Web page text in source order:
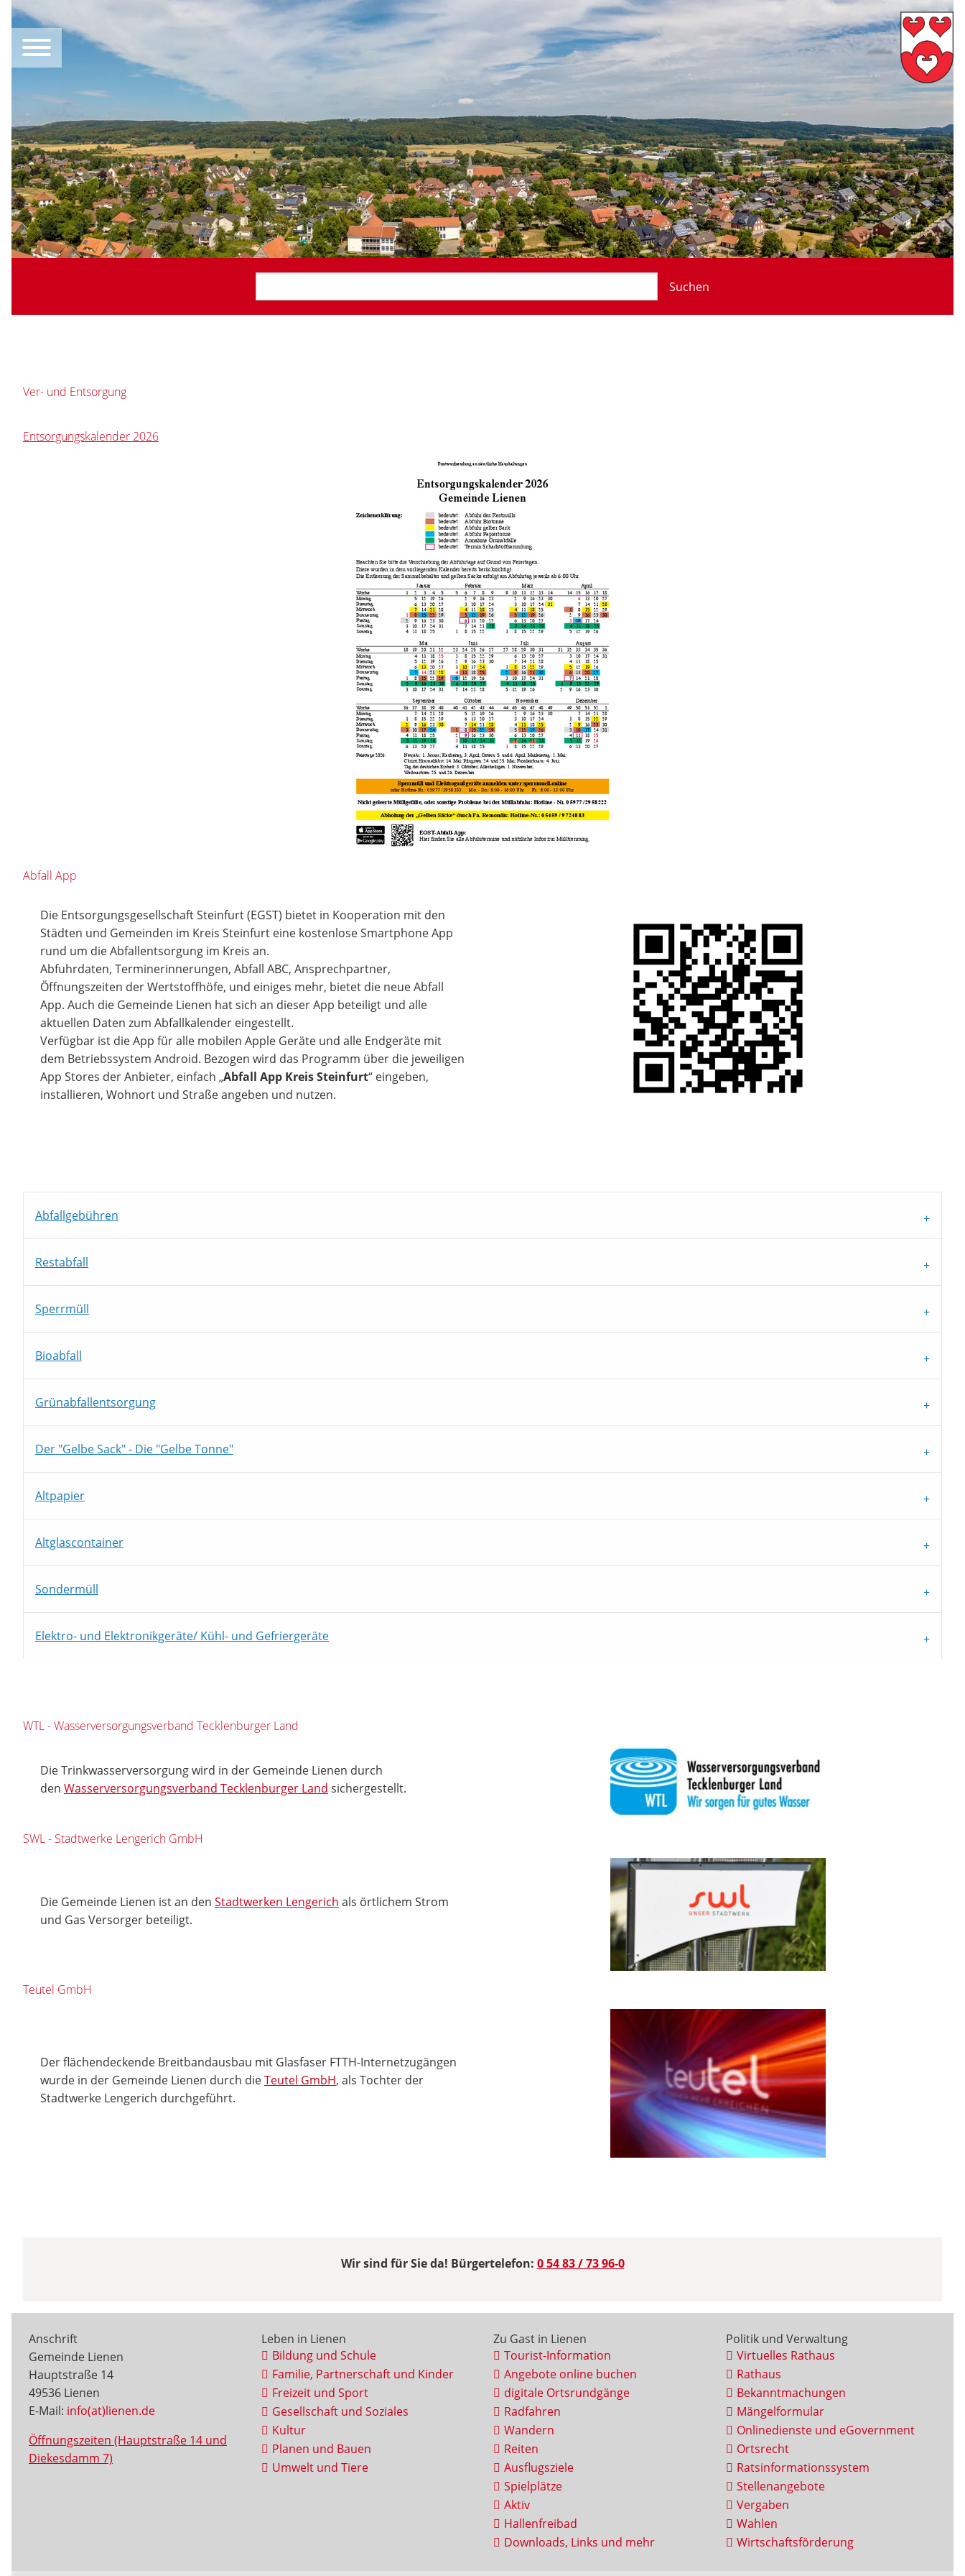
Suchen
Ver- und Entsorgung
Entsorgungskalender 2026
Abfall App
Die Entsorgungsgesellschaft Steinfurt (EGST) bietet in Kooperation mit den
Städten und Gemeinden im Kreis Steinfurt eine kostenlose Smartphone App
rund um die Abfallentsorgung im Kreis an.
Abfuhrdaten, Terminerinnerungen, Abfall ABC, Ansprechpartner,
Öffnungszeiten der Wertstoffhöfe, und einiges mehr, bietet die neue Abfall
App. Auch die Gemeinde Lienen hat sich an dieser App beteiligt und alle
aktuellen Daten zum Abfallkalender eingestellt.
Verfügbar ist die App für alle mobilen Apple Geräte und alle Endgeräte mit
dem Betriebssystem Android. Bezogen wird das Programm über die jeweiligen
App Stores der Anbieter, einfach „Abfall App Kreis Steinfurt“ eingeben,
installieren, Wohnort und Straße angeben und nutzen.
Abfallgebühren
Restabfall
Sperrmüll
Bioabfall
Grünabfallentsorgung
Der "Gelbe Sack" - Die "Gelbe Tonne"
Altpapier
Altglascontainer
Sondermüll
Elektro- und Elektronikgeräte/ Kühl- und Gefriergeräte
WTL - Wasserversorgungsverband Tecklenburger Land
Die Trinkwasserversorgung wird in der Gemeinde Lienen durch
den Wasserversorgungsverband Tecklenburger Land sichergestellt.
SWL - Stadtwerke Lengerich GmbH
Die Gemeinde Lienen ist an den Stadtwerken Lengerich als örtlichem Strom
und Gas Versorger beteiligt.
Teutel GmbH
Der flächendeckende Breitbandausbau mit Glasfaser FTTH-Internetzugängen
wurde in der Gemeinde Lienen durch dieTeutel GmbH, als Tochter der
Stadtwerke Lengerich durchgeführt.
Wir sind für Sie da! Bürgertelefon: 0 54 83 / 73 96-0
Anschrift
Gemeinde Lienen
Hauptstraße 14
49536 Lienen
E-Mail: info(at)lienen.de
Öffnungszeiten (Hauptstraße 14 und
Diekesdamm 7)
Leben in Lienen
Bildung und Schule
Familie, Partnerschaft und Kinder
Freizeit und Sport
Gesellschaft und Soziales
Kultur
Planen und Bauen
Umwelt und Tiere
Zu Gast in Lienen
Tourist-Information
Angebote online buchen
digitale Ortsrundgänge
Radfahren
Wandern
Reiten
Ausflugsziele
Spielplätze
Aktiv
Hallenfreibad
Downloads, Links und mehr
Politik und Verwaltung
Virtuelles Rathaus
Rathaus
Bekanntmachungen
Mängelformular
Onlinedienste und eGovernment
Ortsrecht
Ratsinformationssystem
Stellenangebote
Vergaben
Wahlen
Wirtschaftsförderung